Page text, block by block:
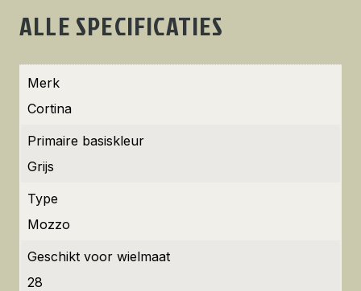
ALLE SPECIFICATIES
Merk
Cortina
Primaire basiskleur
Grijs
Type
Mozzo
Geschikt voor wielmaat
28